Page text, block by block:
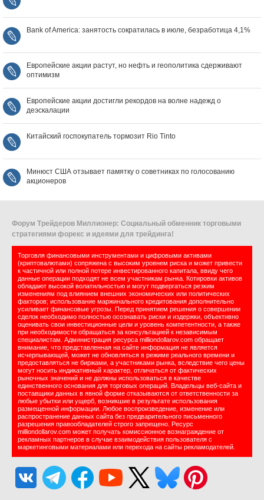
Bank of America: занятость сократилась в июле, безработица 4,1%
Европейские акции растут, но нефть и геополитика сдерживают
оптимизм
Европейские акции достигли рекордов на волне надежд о
деэскалации
Китайский госпокупатель тормозит Rio Tinto
Минюст США отзывает памятку о советниках по голосованию
акционеров
Форум Трейдеров Миллионер: Социальный обменник торговыми
стратегиями форекс и идеями для трейдинга!
Торговля финансовыми инструментами и цифровыми активами
(криптовалютами) сопряжена с высоким уровнем риска и может привести
к частичной или полной потере инвестированного капитала, ввиду чего
данные операции подходят не всем участникам рынка. Котировки активов
обладают высокой волатильностью и могут подвергаться резким
изменениям под влиянием внешних экономических или политических
факторов; использование маржинального кредитования дополнительно
усиливает финансовые угрозы. Перед принятием решения о совершении
сделок необходимо полностью осознавать риски и издержки, объективно
оценивать свои инвестиционные цели и уровень компетентности, а также
при необходимости обращаться за консультацией к независимым
специалистам. Администрация ресурса milliondollarov.com обращает
внимание, что представленная на сайте информация не является
исчерпывающей, может не обновляться в режиме реального времени и
предоставляться не биржами, а участниками рынка, вследствие чего цены
могут носить индикативный характер, отличаться от фактических
рыночных значений и не должны использоваться в качестве
единственного основания для торговых операций. Владельцы веб-сайта и
поставщики данных в явной форме отказываются от ответственности за
любые убытки или ущерб, возникшие в результате использования
размещенной информации. Любое воспроизведение, изменение или
распространение данных сайта без предварительного письменного
разрешения правообладателей строго запрещено. Ресурс
milliondollarov.com может получать комиссионное вознаграждение от
рекламных партнеров в случае взаимодействия пользователя с
маркетинговыми материалами или перехода на сайты рекламодателей.